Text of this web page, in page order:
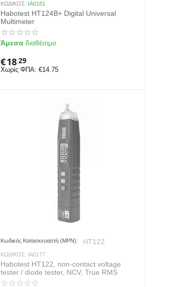
ΚΩΔΙΚΟΣ: IA0181
Habotest HT124B+ Digital Universal
Multimeter
Άμεσα διαθέσιμο
€1829
Χωρίς ΦΠΑ: €14.75
Κωδικός Κατασκευαστή (MPN): HT122
ΚΩΔΙΚΟΣ: IA0177
Habotest HT122, non-contact voltage
tester / diode tester, NCV, True RMS